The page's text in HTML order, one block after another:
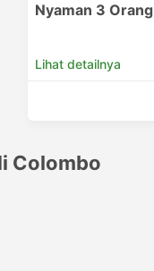
Nyaman 3 Orang
Lihat detailnya
Colombo